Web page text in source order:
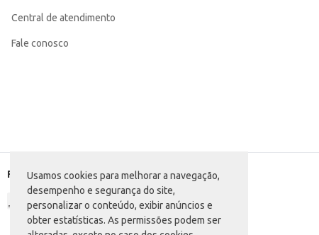
Usamos cookies para melhorar a navegação,
desempenho e segurança do site,
personalizar o conteúdo, exibir anúncios e
obter estatísticas. As permissões podem ser
Central de atendimento
Fale conosco
Formas de pagamento